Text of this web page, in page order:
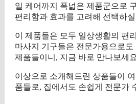
일 케어까지 폭넓은 제품군으로
편리함과 효과를 고려해 선택하
이 제품들은 모두 일상생활의 편
마사지 기구들은 전문가용으로
제품들이니, 지금 바로 만나보세
이상으로 소개해드린 상품들이
품들로, 집에서도 손쉽게 전문가